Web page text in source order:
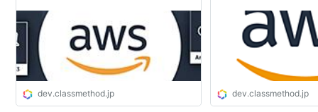
dev.classmethod.jp dev.classmethod.jp